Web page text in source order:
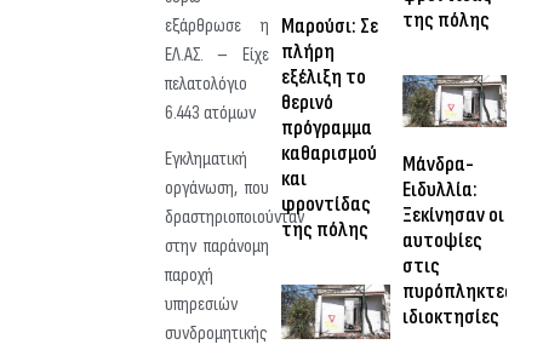
εξάρθρωσε η
ΕΛ.ΑΣ. – Είχε
πελατολόγιο
6.443 ατόμων
Εγκληματική
οργάνωση, που
δραστηριοποιούνταν
στην παράνομη
παροχή
υπηρεσιών
συνδρομητικής
Μαρούσι: Σε
πλήρη
εξέλιξη το
θερινό
πρόγραμμα
καθαρισμού
και
φροντίδας
της πόλης
της πόλης
Μάνδρα-
Ειδυλλία:
Ξεκίνησαν οι
αυτοψίες
στις
πυρόπληκτες
ιδιοκτησίες